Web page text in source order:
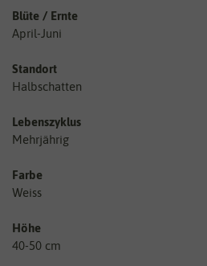
Blüte / Ernte
April-Juni
Standort
Halbschatten
Lebenszyklus
Mehrjährig
Farbe
Weiss
Höhe
40-50 cm